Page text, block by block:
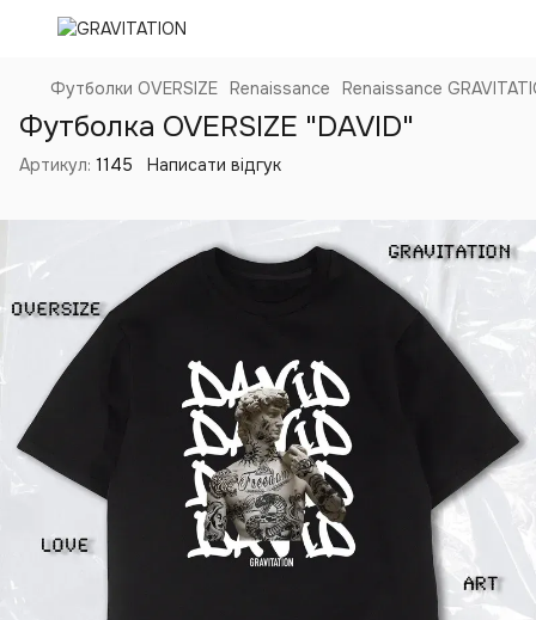
Футболки OVERSIZE Renaissance Renaissance
Футболка OVERSIZE "DAVID"
Артикул: 1145 Написати відгук